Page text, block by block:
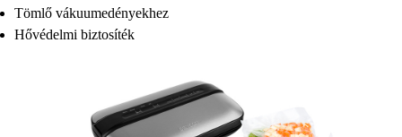
Tömlő vákuumedényekhez
Hővédelmi biztosíték